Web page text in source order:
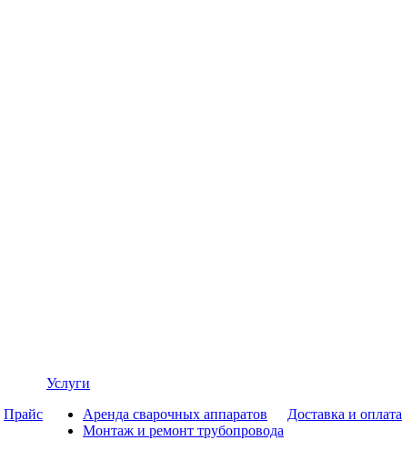
Прайс
Услуги
Аренда сварочных аппаратов
Монтаж и ремонт трубопровода
Доставка и оплата